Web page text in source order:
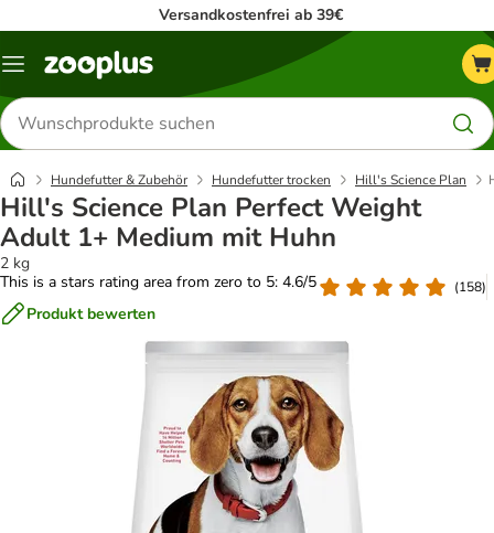
Versandkostenfrei ab 39€
Menü
Produkte
suchen
Hundefutter & Zubehör Hundefutter trocken Hill's Science Plan
Hill's Science Plan Perfect Weight
Adult 1+ Medium mit Huhn
2 kg
This is a stars rating area from zero to 5: 4.6/5
(158)
Produkt bewerten